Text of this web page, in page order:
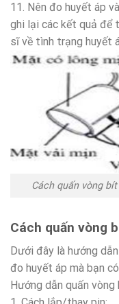
11. Nên đo huyết áp
ghi lại các kết quả để
sĩ về tình trạng huyết
Cách quấn vòng
Cách quấn vòng
Dưới đây là hướng
đo huyết áp mà bạn
Hướng dẫn quấn